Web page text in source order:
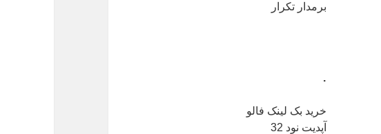
برمدار تکرار
.
خرید بک لینک فالو
آپدیت نود 32